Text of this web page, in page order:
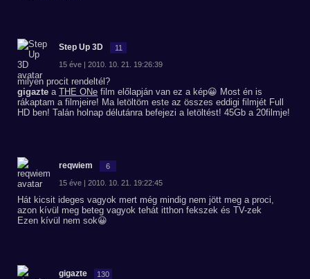
Step Up 3D 11
15 éve | 2010. 10. 21. 19:26:39
milyen procit rendeltél?
gigazte a THE ONe film előlapján van ez a kép😀 Most én is
rákaptam a filmjeire! Ma letöltöm este az összes eddigi filmjét Full
HD ben! Talán holnap délutánra befejezi a letöltést! 45Gb a 20filmje!
reqwiem 6
15 éve | 2010. 10. 21. 19:22:45
Hát kicsit ideges vagyok mert még mindig nem jött meg a proci,
azon kívül meg beteg vagyok tehát itthon fekszek és TV-zek
Ezen kívül nem sok😀
gigazte 130